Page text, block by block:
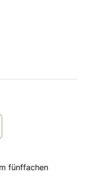
fünffachen